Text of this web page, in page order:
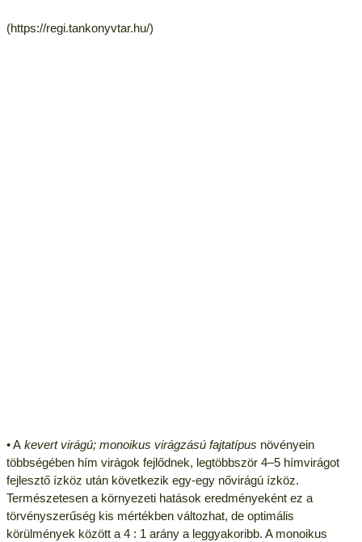
(https://regi.tankonyvtar.hu/)
• A kevert virágú; monoikus virágzású fajtatípus növényein
többségében hím virágok fejlődnek, legtöbbször 4–5 hímvirágot
fejlesztő ízköz után következik egy-egy nővirágú ízköz.
Természetesen a környezeti hatások eredményeként ez a
törvényszerűség kis mértékben változhat, de optimális
körülmények között a 4 : 1 arány a leggyakoribb. A monoikus